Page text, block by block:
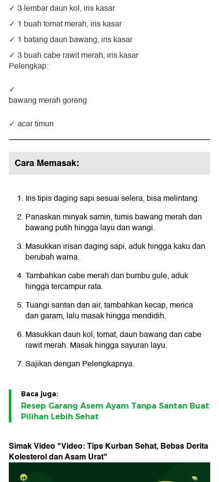
3 lembar daun kol, iris kasar
1 buah tomat merah, iris kasar
1 batang daun bawang, iris kasar
3 buah cabe rawit merah, iris kasar
Pelengkap:
bawang merah goreng
acar timun
Cara Memasak:
Iris tipis daging sapi sesuai selera, bisa melintang.
Panaskan minyak samin, tumis bawang merah dan
bawang putih hingga layu dan wangi.
Masukkan irisan daging sapi, aduk hingga kaku dan
berubah warna.
Tambahkan cabe merah dan bumbu gule, aduk
hingga tercampur rata.
Tuangi santan dan air, tambahkan kecap, merica
dan garam, lalu masak hingga mendidih.
Masukkan daun kol, tomat, daun bawang dan cabe
rawit merah. Masak hingga sayuran layu.
Sajikan dengan Pelengkapnya.
Baca juga:
Resep Garang Asem Ayam Tanpa Santan Buat
Pilihan Lebih Sehat
Simak Video "Video: Tips Kurban Sehat, Bebas Derita
Kolesterol dan Asam Urat"